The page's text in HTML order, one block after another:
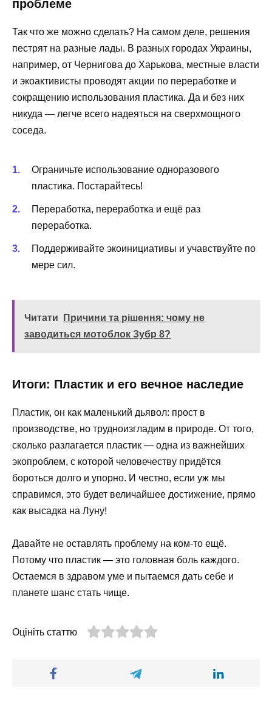
проблеме
Так что же можно сделать? На самом деле, решения
пестрят на разные лады. В разных городах Украины,
например, от Чернигова до Харькова, местные власти
и экоактивисты проводят акции по переработке и
сокращению использования пластика. Да и без них
никуда — легче всего надеяться на сверхмощного
соседа.
Ограничьте использование одноразового
пластика. Постарайтесь!
Переработка, переработка и ещё раз
переработка.
Поддерживайте экоинициативы и учавствуйте по
мере сил.
Читати
Причини та рішення: чому не
заводиться мотоблок Зубр 8?
Итоги: Пластик и его вечное наследие
Пластик, он как маленький дьявол: прост в
производстве, но трудноизгладим в природе. От того,
сколько разлагается пластик — одна из важнейших
экопроблем, с которой человечеству придётся
бороться долго и упорно. И честно, если уж мы
справимся, это будет величайшее достижение, прямо
как высадка на Луну!
Давайте не оставлять проблему на ком-то ещё.
Потому что пластик — это головная боль каждого.
Остаемся в здравом уме и пытаемся дать себе и
планете шанс стать чище.
Оцініть статтю